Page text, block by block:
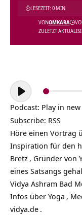
ZULETZT
VONOMKARA
LESEZEIT: 0 MIN
Audio-
Player
Podcast: Play in
Subscribe: RSS
Höre einen Vortrag
Inspiration für den
Bretz , Gründer von
eines Satsangs
Vidya Ashram Bad
Infos über Yoga ,
vidya.de .